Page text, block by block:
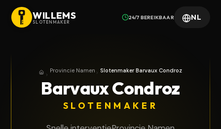
WILLEMS
SLOTENMAKER
24/7 BEREIKBAAR NL
HomeProvincie Namen
Provincie Namen Slotenmaker Barvaux Condroz
Barvaux Condroz
SLOTENMAKER